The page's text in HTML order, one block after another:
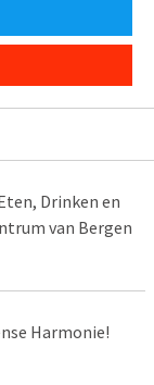
Drinken en
van Bergen
Harmonie!